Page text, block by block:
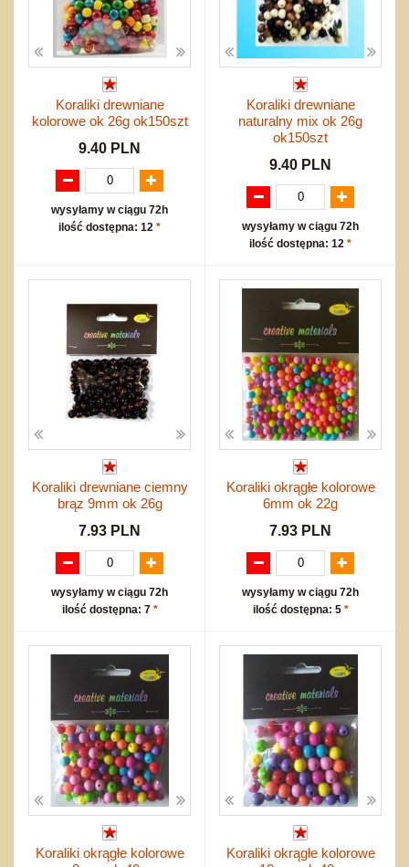
Koraliki drewniane
kolorowe ok 26g ok150szt
9.40 PLN
wysyłamy w ciągu 72h
ilość dostępna: 12 *
Koraliki drewniane
naturalny mix ok 26g
ok150szt
9.40 PLN
wysyłamy w ciągu 72h
ilość dostępna: 12 *
Koraliki drewniane ciemny
brąz 9mm ok 26g
7.93 PLN
wysyłamy w ciągu 72h
ilość dostępna: 7 *
Koraliki okrągłe kolorowe
6mm ok 22g
7.93 PLN
wysyłamy w ciągu 72h
ilość dostępna: 5 *
Koraliki okrągłe kolorowe
Koraliki okrągłe kolorowe